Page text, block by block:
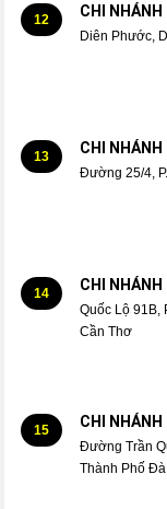
12 CHI NHÁNH
Diên Phước,
13 CHI NHÁNH
Đường 25/4,
14 CHI NHÁNH
Quốc Lộ 91B,
Cần Thơ
15 CHI
Đường Trần
Thành Phố